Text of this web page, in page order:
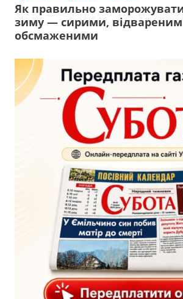
Як правильно
зиму — сирими,
обсмаженими